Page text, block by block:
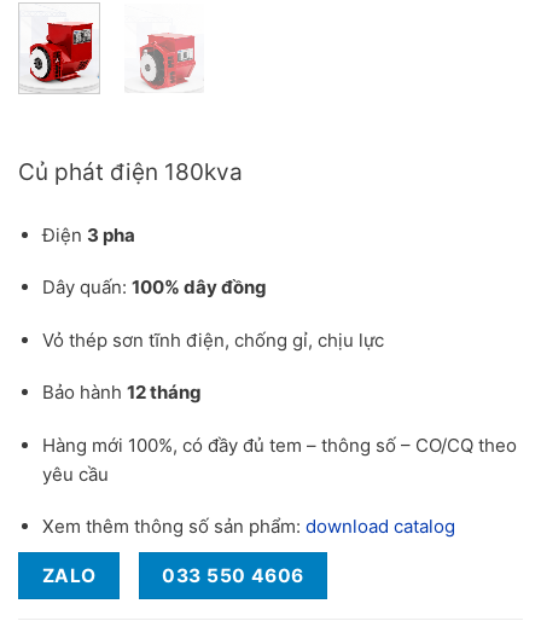
Củ phát điện 180kva
Điện 3 pha
Dây quấn: 100% dây đồng
Vỏ thép sơn tĩnh điện, chống gỉ, chịu lực
Bảo hành 12 tháng
Hàng mới 100%, có đầy đủ tem – thông số – CO/CQ theo
yêu cầu
Xem thêm thông số sản phẩm: download catalog
ZALO 033 550 4606